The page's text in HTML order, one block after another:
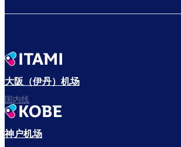
大阪（伊丹）机场
国内线
神户机场